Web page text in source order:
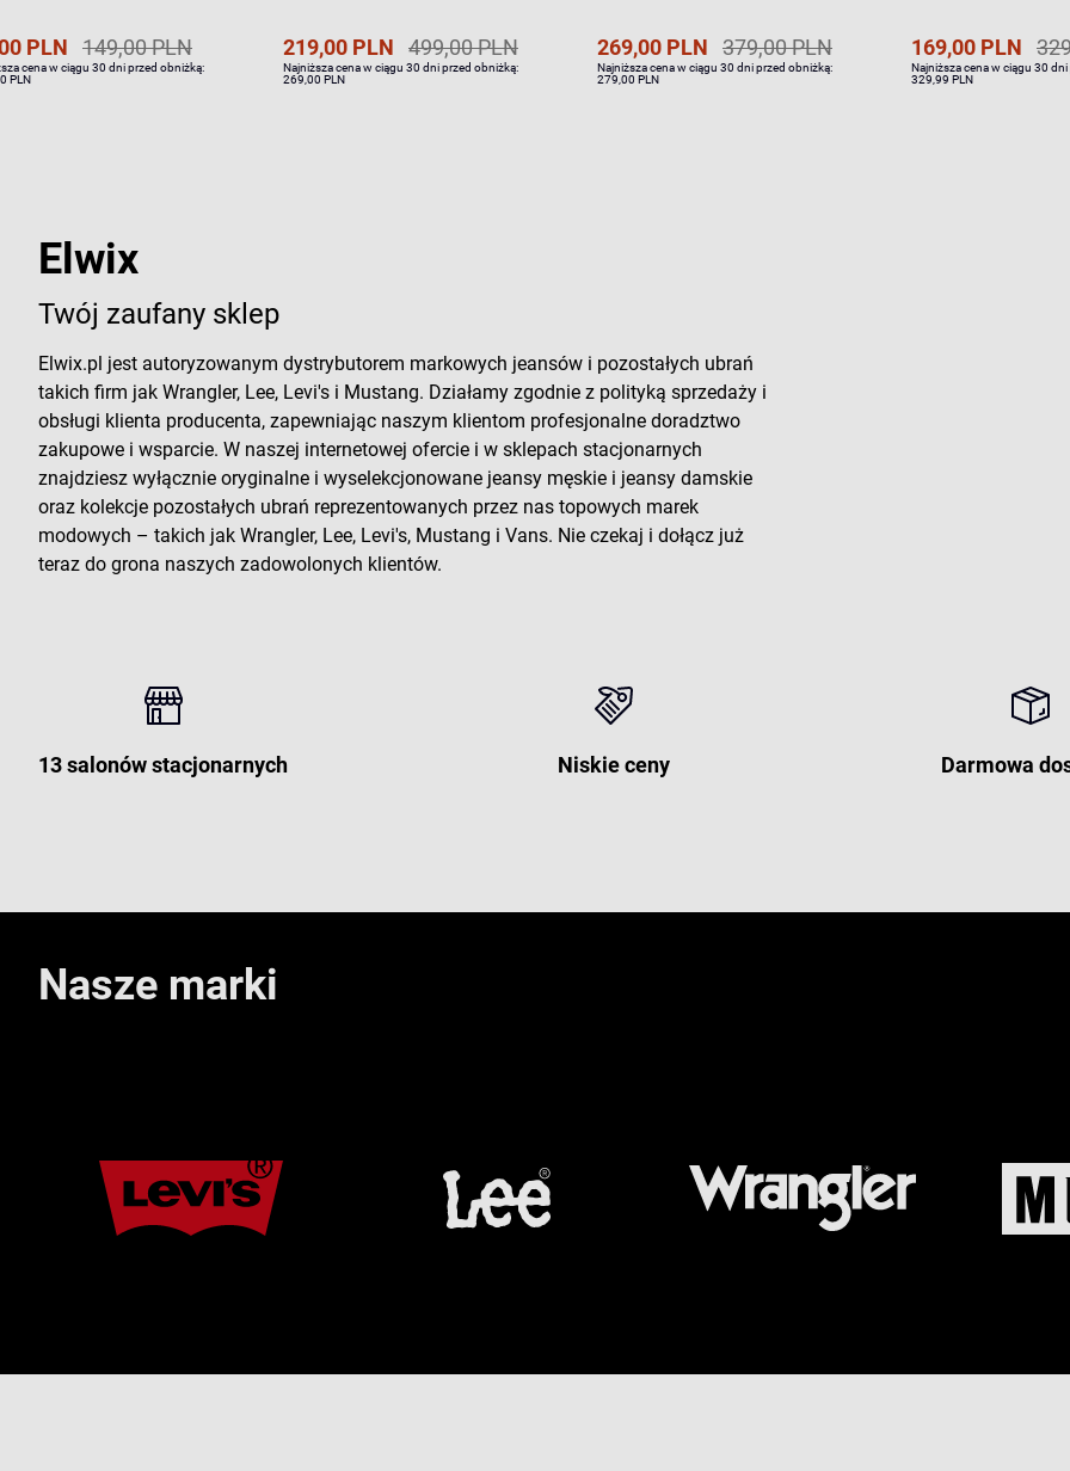
PLN 149,00 PLN
cena w ciągu 30 dni przed obniżką:
PLN
219,00 PLN 499,00 PLN
Najniższa cena w ciągu 30 dni przed obniżką:
269,00 PLN
269,00 PLN 379,00 PLN
Najniższa cena w ciągu 30 dni przed obniżką:
279,00 PLN
169,00 PLN
Najniższa cena w ciągu 30
329,99 PLN
Elwix
Twój zaufany sklep
Elwix.pl jest autoryzowanym dystrybutorem markowych jeansów i pozostałych ubrań
takich firm jak Wrangler, Lee, Levi's i Mustang. Działamy zgodnie z polityką sprzedaży i
obsługi klienta producenta, zapewniając naszym klientom profesjonalne doradztwo
zakupowe i wsparcie. W naszej internetowej ofercie i w sklepach stacjonarnych
znajdziesz wyłącznie oryginalne i wyselekcjonowane jeansy męskie i jeansy damskie
oraz kolekcje pozostałych ubrań reprezentowanych przez nas topowych marek
modowych – takich jak Wrangler, Lee, Levi's, Mustang i Vans. Nie czekaj i dołącz już
teraz do grona naszych zadowolonych klientów.
13 salonów stacjonarnych Niskie ceny Darmowa
Nasze marki